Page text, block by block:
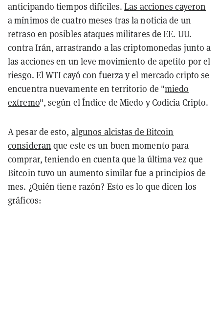
anticipando tiempos difíciles.Las acciones cayeron
a mínimos de cuatro meses tras la noticia de un
retraso en posibles ataques militares de EE. UU.
contra Irán, arrastrando a las criptomonedas junto a
las acciones en un leve movimiento de apetito por el
riesgo. El WTI cayó con fuerza y el mercado cripto se
encuentra nuevamente en territorio de "miedo
extremo", según el Índice de Miedo y Codicia Cripto.
A pesar de esto, algunos alcistas de Bitcoin
consideran que este es un buen momento para
comprar, teniendo en cuenta que la última vez que
Bitcoin tuvo un aumento similar fue a principios de
mes. ¿Quién tiene razón? Esto es lo que dicen los
gráficos: